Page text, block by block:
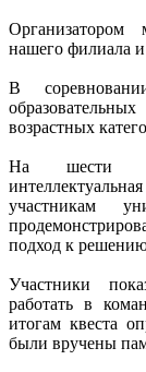
нашего филиала
В
возрастных
На шести
участникам
подход к решению
Участники
работать в
итогам квеста
были вручены